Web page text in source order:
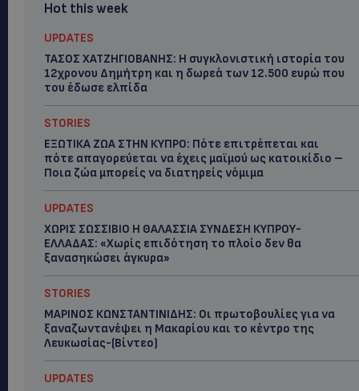
Hot this week
UPDATES
ΤΑΣΟΣ ΧΑΤΖΗΓΙΟΒΑΝΗΣ: Η συγκλονιστική ιστορία του
12χρονου Δημήτρη και η δωρεά των 12.500 ευρώ που
του έδωσε ελπίδα
STORIES
ΕΞΩΤΙΚΑ ΖΩΑ ΣΤΗΝ ΚΥΠΡΟ: Πότε επιτρέπεται και
πότε απαγορεύεται να έχεις μαϊμού ως κατοικίδιο –
Ποια ζώα μπορείς να διατηρείς νόμιμα
UPDATES
ΧΩΡΙΣ ΣΩΣΣΙΒΙΟ Η ΘΑΛΑΣΣΙΑ ΣΥΝΔΕΣΗ ΚΥΠΡΟΥ-
ΕΛΛΑΔΑΣ: «Χωρίς επιδότηση το πλοίο δεν θα
ξανασηκώσει άγκυρα»
STORIES
ΜΑΡΙΝΟΣ ΚΩΝΣΤΑΝΤΙΝΙΔΗΣ: Οι πρωτοβουλίες για να
ξαναζωντανέψει η Μακαρίου και το κέντρο της
Λευκωσίας-(Βίντεο)
UPDATES